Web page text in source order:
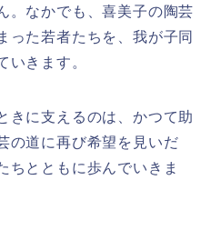
。なかでも、喜美子の陶芸
った若者たちを、我が子同
きます。
きに支えるのは、かつて助
の道に再び希望を見いだ
ちとともに歩んでいきま